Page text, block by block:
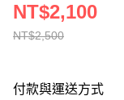
NT$2,500
NT$2,100
付款與運送方式